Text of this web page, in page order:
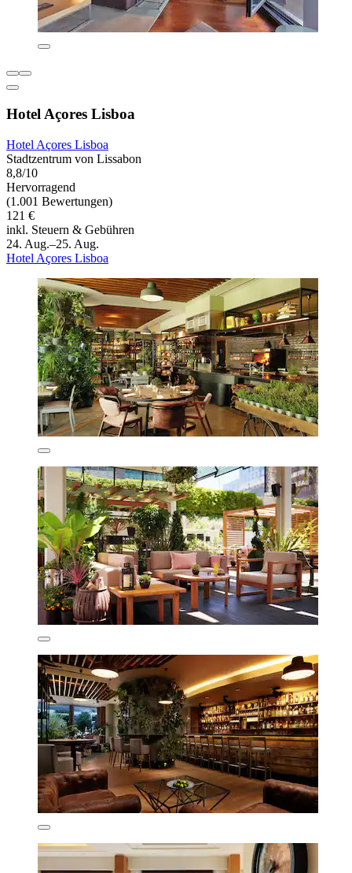
Hotel Açores Lisboa
Hotel Açores Lisboa
Stadtzentrum von Lissabon
8,8/10
Hervorragend
(1.001 Bewertungen)
121 €
inkl. Steuern & Gebühren
24. Aug.–25. Aug.
Hotel Açores Lisboa